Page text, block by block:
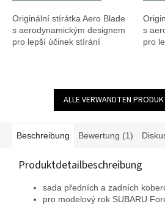
Originální stírátka Aero Blade
s aerodynamickým designem
pro lepší účinek stírání
s
pro
ALLE VERWANDTEN
Beschreibung Bewertung (1)
Produktdetailbeschreibung
sada předních a zadních
pro modelový rok SUBARU